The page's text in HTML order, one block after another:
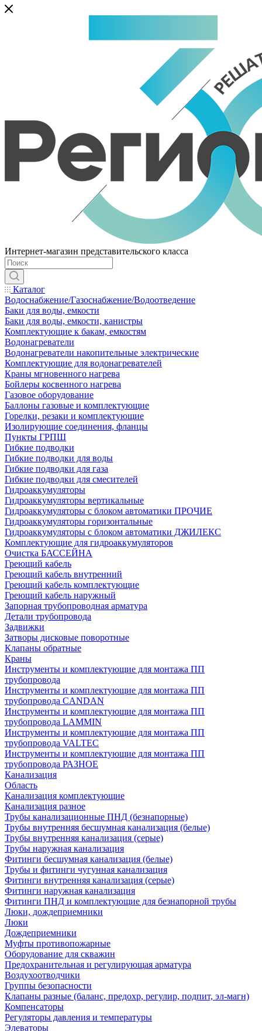
Интернет-магазин представительского класса
Каталог
Водоснабжение/Газоснабжение/Водоотведение
Баки для воды, емкости
Баки для воды, емкости, канистры
Комплектующие к бакам, емкостям
Водонагреватели
Водонагреватели накопительные электрические
Комплектующие для водонагревателей
Краны мгновенного нагрева
Бойлеры косвенного нагрева
Газовое оборудование
Баллоны газовые и комплектующие
Горелки, резаки и комплектующие
Изолирующие соединения, фланцы
Пункты ГРПШ
Гибкие подводки
Гибкие подводки для воды
Гибкие подводки для газа
Гибкие подводки для смесителей
Гидроаккумуляторы
Гидроаккумуляторы вертикальные
Гидроаккумуляторы с блоком автоматики ПРОЧИЕ
Гидроаккумуляторы горизонтальные
Гидроаккумуляторы с блоком автоматики ДЖИЛЕКС
Комплектующие для гидроаккумуляторов
Очистка БАССЕЙНА
Греющий кабель
Греющий кабель внутренний
Греющий кабель комплектующие
Греющий кабель наружный
Запорная трубопроводная арматура
Детали трубопровода
Задвижки
Затворы дисковые поворотные
Клапаны обратные
Краны
Инструменты и комплектующие для монтажа ПП
трубопровода
Инструменты и комплектующие для монтажа ПП
трубопровода CANDAN
Инструменты и комплектующие для монтажа ПП
трубопровода LAMMIN
Инструменты и комплектующие для монтажа ПП
трубопровода VALTEC
Инструменты и комплектующие для монтажа ПП
трубопровода РАЗНОЕ
Канализация
Область
Канализация комплектующие
Канализация разное
Трубы канализационные ПНД (безнапорные)
Трубы внутренняя бесшумная канализация (белые)
Трубы внутренняя канализация (серые)
Трубы наружная канализация
Фитинги бесшумная канализация (белые)
Трубы и фитинги чугунная канализация
Фитинги внутренняя канализация (серые)
Фитинги наружная канализация
Фитинги ПНД и комплектующие для безнапорной трубы
Люки, дождеприемники
Люки
Дождеприемники
Муфты противопожарные
Оборудование для скважин
Предохранительная и регулирующая арматура
Воздухоотводчики
Группы безопасности
Клапаны разные (баланс, предохр, регулир, подпит, эл-магн)
Компенсаторы
Регуляторы давления и температуры
Элеваторы